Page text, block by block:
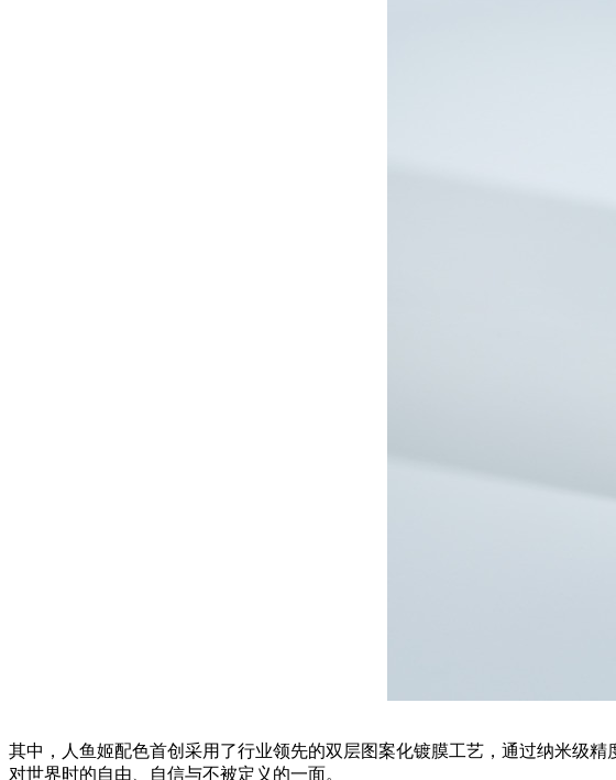
其中，人鱼姬配色首创采用了行业领先的双层图案化镀膜工艺，通过纳米级
对世界时的自由、自信与不被定义的一面。